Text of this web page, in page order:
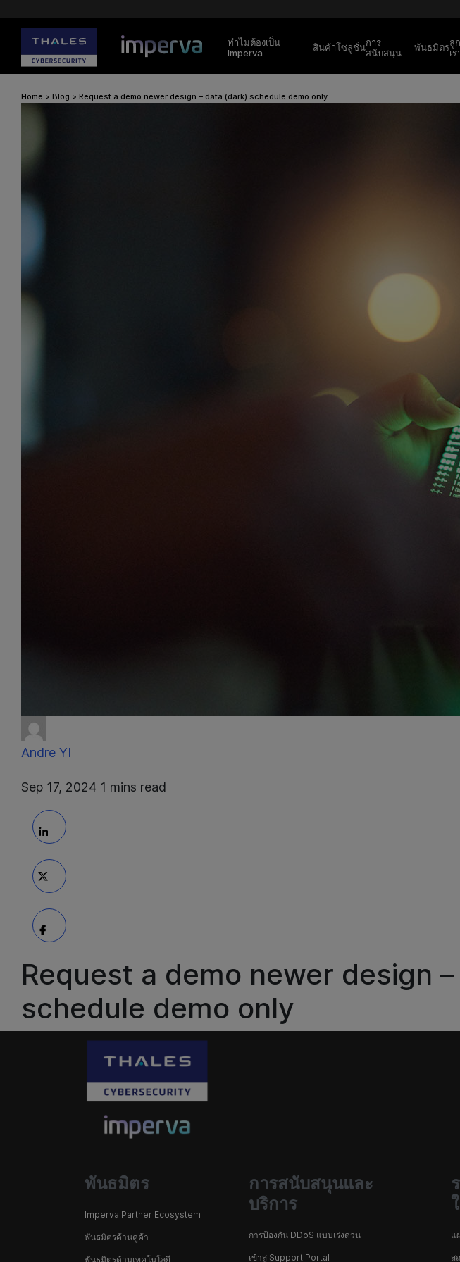
ทำไมต้องเป็น
Imperva
สินค้าโซลูชั่นการ
สนับสนุน
พันธมิตรลู
เร
Home > Blog > Request a demo newer design – data (dark) schedule demo only
Andre YI
Sep 17, 2024 1 mins read
Request a demo newer design
schedule demo only
พันธมิตร
Imperva Partner Ecosystem
พันธมิตรด้านคู่ค้า
พันธมิตรด้านเทคโนโลยี
แ
ส
การสนับสนุนและ
บริการ
การป้องกัน DDoS แบบเร่งด่วน
เข้าสู่ Support Portal